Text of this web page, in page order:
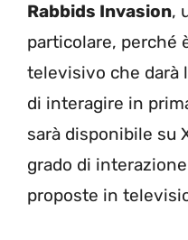
Rabbids Invasion,
particolare, perché
televisivo che darà
di interagire in
sarà disponibile su
grado di
proposte in